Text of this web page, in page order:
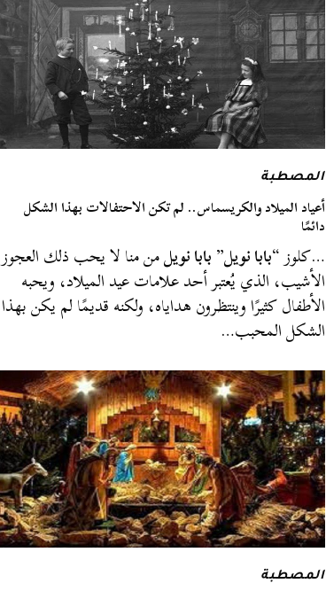
المصطبة
أعياد الميلاد والكريسماس.. لم تكن الاحتفالات بهذا الشكل
دائمًا
…كلوز “بابا نويل”بابا نويلمن منا لا يحب ذلك العجوز
الأشيب، الذي يُعتبر أحد علامات عيد الميلاد، ويحبه
الأطفال كثيرًا وينتظرون هداياه، ولكنه قديمًا لم يكن بهذا
الشكل المحبب…
المصطبة